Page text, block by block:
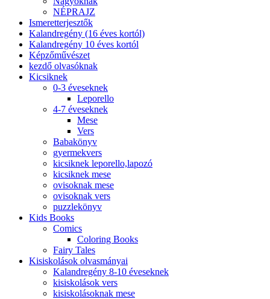
NÉPRAJZ
Ismeretterjesztők
Kalandregény (16 éves kortól)
Kalandregény 10 éves kortól
Képzőművészet
kezdő olvasóknak
Kicsiknek
0-3 éveseknek
Leporello
4-7 éveseknek
Mese
Vers
Babakönyv
gyermekvers
kicsiknek leporello,lapozó
kicsiknek mese
ovisoknak mese
ovisoknak vers
puzzlekönyv
Kids Books
Comics
Coloring Books
Fairy Tales
Kisiskolások olvasmányai
Kalandregény 8-10 éveseknek
kisiskolások vers
kisiskolásoknak mese